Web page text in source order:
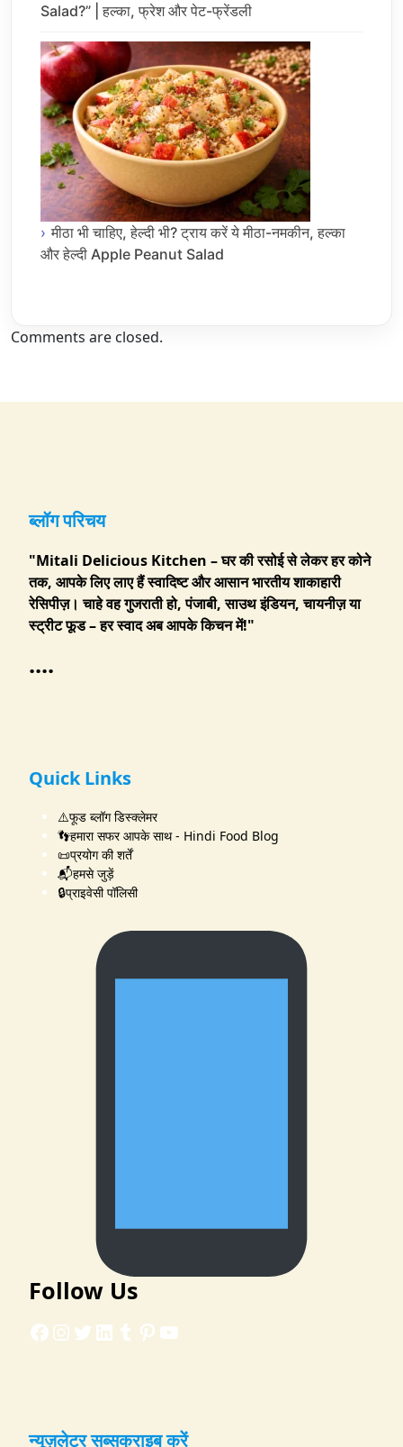
Salad?” | हल्का, फ्रेश और पेट-फ्रेंडली
मीठा भी चाहिए, हेल्दी भी? ट्राय करें ये मीठा-नमकीन, हल्का
और हेल्दी Apple Peanut Salad
Comments are closed.
ब्लॉग परिचय
"Mitali Delicious Kitchen – घर की रसोई से लेकर हर कोने
तक, आपके लिए लाए हैं स्वादिष्ट और आसान भारतीय शाकाहारी
रेसिपीज़। चाहे वह गुजराती हो, पंजाबी, साउथ इंडियन, चायनीज़ या
स्ट्रीट फूड – हर स्वाद अब आपके किचन में!"
....
Quick Links
⚠️फूड ब्लॉग डिस्क्लेमर
👣हमारा सफर आपके साथ - Hindi Food Blog
📜प्रयोग की शर्तें
📬हमसे जुड़ें
🔒प्राइवेसी पॉलिसी
Follow Us
Facebook
Instagram
Twitter
LinkedIn
Tumblr
Pinterest
YouTube
न्यूज़लेटर सब्सक्राइब करें